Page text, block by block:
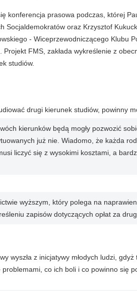
konferencja prasowa podczas, której
Socjaldemokratów oraz Krzysztof
- Wiceprzewodniczącego Klubu
FMS, zakłada wykreślenie z
studiów.
drugi kierunek studiów, powinny
kierunków będą mogły pozwozić
już nie. Wiadomo, że każda
liczyć się z wysokimi kosztami, a
wyższym, który polega na
zapisów dotyczących opłat za
wyszła z inicjatywy młodych ludzi,
co ich boli i co powinno się